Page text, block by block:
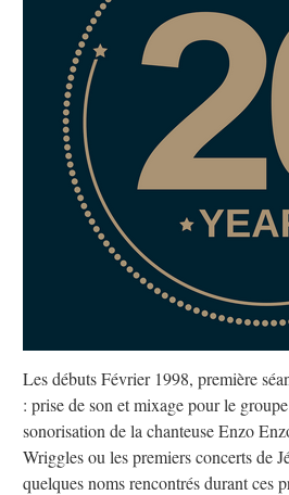
Les débuts Février 1998, première
: prise de son et mixage pour le
sonorisation de la chanteuse Enzo
Wriggles ou les premiers concerts de
quelques noms rencontrés durant ces